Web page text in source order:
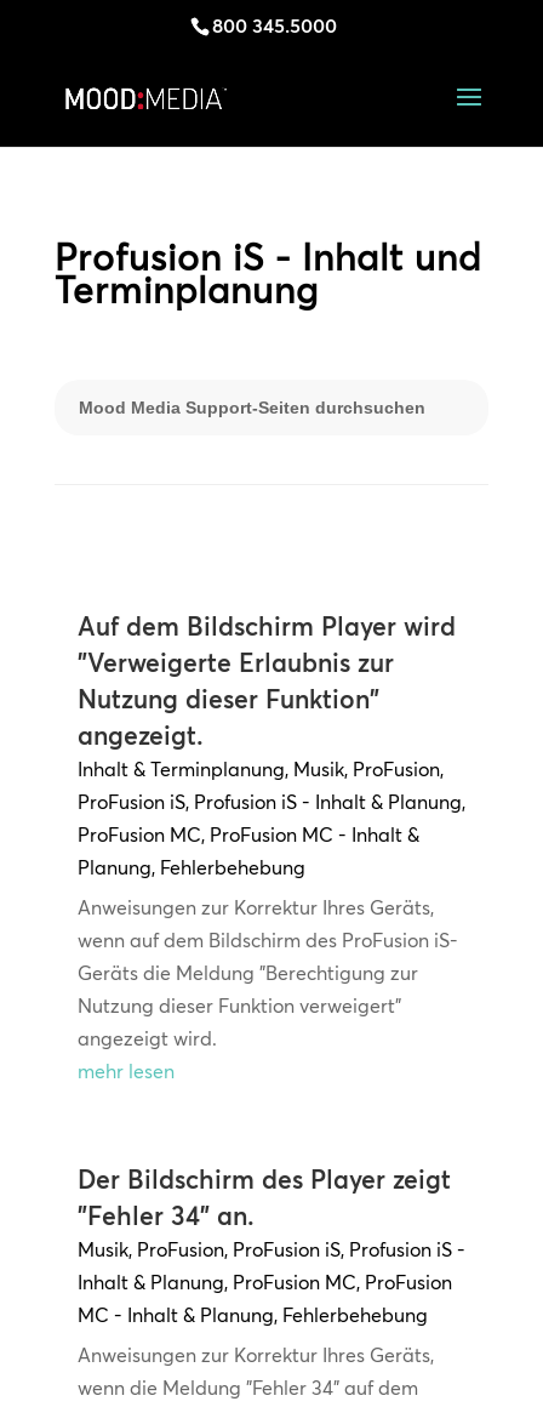
800 345.5000
Profusion iS - Inhalt und
Terminplanung
Auf dem Bildschirm Player wird
"Verweigerte Erlaubnis zur
Nutzung dieser Funktion"
angezeigt.
Inhalt & Terminplanung, Musik, ProFusion,
ProFusion iS, Profusion iS - Inhalt & Planung,
ProFusion MC, ProFusion MC - Inhalt &
Planung, Fehlerbehebung
Anweisungen zur Korrektur Ihres Geräts,
wenn auf dem Bildschirm des ProFusion iS-
Geräts die Meldung "Berechtigung zur
Nutzung dieser Funktion verweigert"
angezeigt wird.
mehr lesen
Der Bildschirm des Player zeigt
"Fehler 34" an.
Musik, ProFusion, ProFusion iS, Profusion iS -
Inhalt & Planung, ProFusion MC, ProFusion
MC - Inhalt & Planung, Fehlerbehebung
Anweisungen zur Korrektur Ihres Geräts,
wenn die Meldung "Fehler 34" auf dem